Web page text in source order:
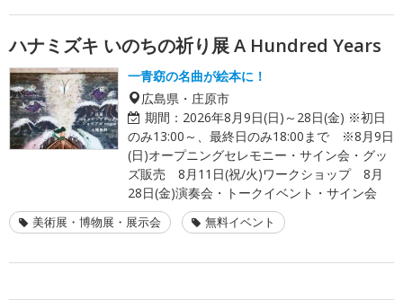
ハナミズキ いのちの祈り展 A Hundred Years
一青窈の名曲が絵本に！
広島県・庄原市
期間： 2026年8月9日(日)～28日(金) ※初日
のみ13:00～、最終日のみ18:00まで ※8月9日
(日)オープニングセレモニー・サイン会・グッ
ズ販売 8月11日(祝/火)ワークショップ 8月
28日(金)演奏会・トークイベント・サイン会
美術展・博物展・展示会 無料イベント